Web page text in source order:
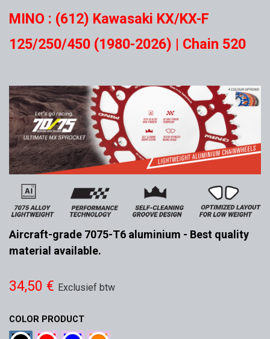
MINO : (612) Kawasaki KX/KX-F
125/250/450 (1980-2026) | Chain 520
Aircraft-grade 7075-T6 aluminium - Best quality
material available.
34,50 € Exclusief btw
COLOR PRODUCT